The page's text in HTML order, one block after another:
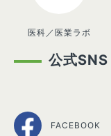
医科／医業ラボ
公式SNS
FACEBOOK